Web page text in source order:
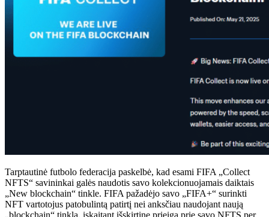
Tarptautinė futbolo federacija paskelbė, kad esami FIFA „Collect
NFTS“ savininkai galės naudotis savo kolekcionuojamais daiktais
„New blockchain“ tinkle. FIFA pažadėjo savo „FIFA+“ surinkti
NFT vartotojus patobulintą patirtį nei anksčiau naudojant naują
„blockchain“ tinklą, įskaitant išskirtinę prieigą prie savo NFTS per